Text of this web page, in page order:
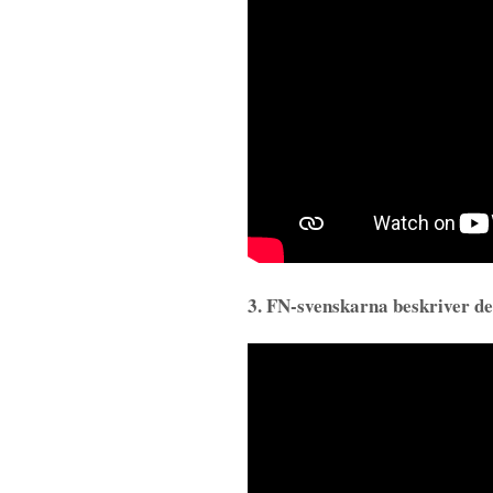
3. FN-svenskarna beskriver